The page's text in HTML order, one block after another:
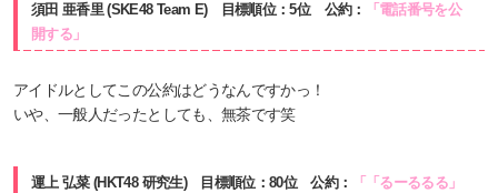
須田 亜香里 (SKE48 Team E) 目標順位：5位 公約：
「電話番号を公
開する」
アイドルとしてこの公約はどうなんですかっ！
いや、一般人だったとしても、無茶です笑
運上 弘菜 (HKT48 研究生) 目標順位：80位 公約：
「「るーるるる」